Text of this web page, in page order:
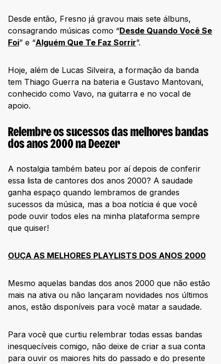
Desde então, Fresno já gravou mais sete álbuns,
consagrando músicas como “Desde Quando Você Se
Foi” e “Alguém Que Te Faz Sorrir”.
Hoje, além de Lucas Silveira, a formação da banda
tem Thiago Guerra na bateria e Gustavo Mantovani,
conhecido como Vavo, na guitarra e no vocal de
apoio.
Relembre os sucessos das melhores bandas
dos anos 2000 na Deezer
A nostalgia também bateu por aí depois de conferir
essa lista de cantores dos anos 2000? A saudade
ganha espaço quando lembramos de grandes
sucessos da música, mas a boa notícia é que você
pode ouvir todos eles na minha plataforma sempre
que quiser!
OUÇA AS MELHORES PLAYLISTS DOS ANOS 2000
Mesmo aquelas bandas dos anos 2000 que não estão
mais na ativa ou não lançaram novidades nos últimos
anos, estão disponíveis para você matar a saudade.
Para você que curtiu relembrar todas essas bandas
inesquecíveis comigo, não deixe de criar a sua conta
para ouvir os maiores hits do passado e do presente